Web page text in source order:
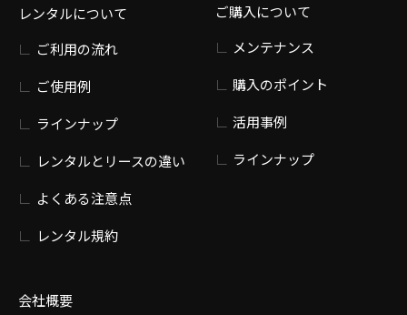
レンタルについて
ご利用の流れ
ご使用例
ラインナップ
レンタルとリースの違い
よくある注意点
レンタル規約
会社概要
ご購入について
メンテナンス
購入のポイント
活用事例
ラインナップ